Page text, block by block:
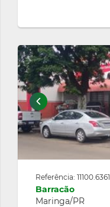
Referência: 11100.6361
Barracão
Maringa/PR